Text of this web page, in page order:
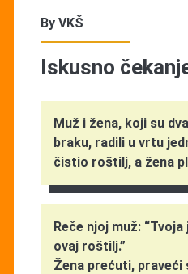
By VKŠ
Iskusno
Muž i žena, koji su
braku, radili u vrtu
čistio roštilj, a žena
Reče njoj muž:
ovaj roštilj.”
Žena prećuti, praveći